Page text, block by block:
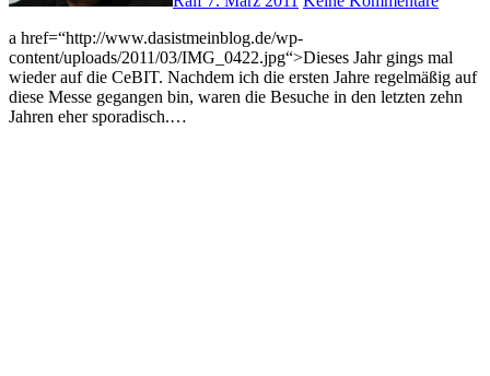
a href=“http://www.dasistmeinblog.de/wp-
content/uploads/2011/03/IMG_0422.jpg“>Dieses Jahr gings mal
wieder auf die CeBIT. Nachdem ich die ersten Jahre regelmäßig auf
diese Messe gegangen bin, waren die Besuche in den letzten zehn
Jahren eher sporadisch.…